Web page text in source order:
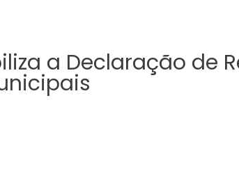
Declaração
de
Rendimentos
a Declaração de